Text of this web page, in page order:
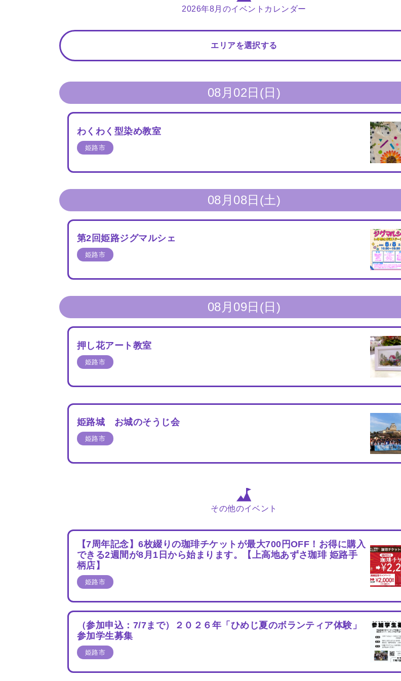
イベント
地場産品/ツクリビト
Local products
エリア特集
2026年8月のイベントカレンダー
エリアを選択する
08月02日(日)
わくわく型染め教室
姫路市
08月08日(土)
第2回姫路ジグマルシェ
姫路市
08月09日(日)
押し花アート教室
姫路市
姫路城 お城のそうじ会
姫路市
その他のイベント
【7周年記念】6枚綴りの珈琲チケットが最大700円OFF！お得に購入
できる2週間が8月1日から始まります。【上高地あずさ珈琲 姫路手
柄店】
姫路市
（参加申込：7/7まで）２０２６年「ひめじ夏のボランティア体験」
参加学生募集
姫路市